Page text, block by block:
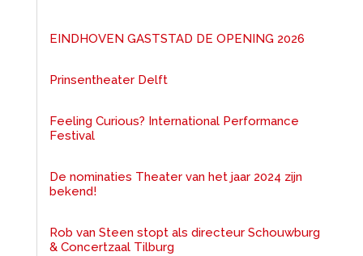
EINDHOVEN GASTSTAD DE OPENING 2026
Prinsentheater Delft
Feeling Curious? International Performance
Festival
De nominaties Theater van het jaar 2024 zijn
bekend!
Rob van Steen stopt als directeur Schouwburg
& Concertzaal Tilburg